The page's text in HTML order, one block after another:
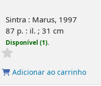
Sintra : Marus, 1997
87 p. : il. ; 31 cm
Disponível (1).
Adicionar ao carrinho